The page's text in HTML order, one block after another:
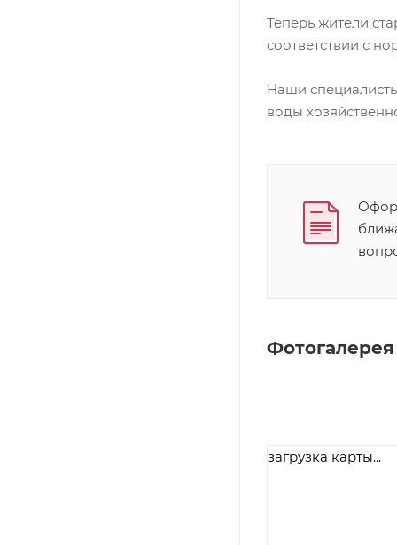
Теперь жители
соответствии с
Наши
воды
Фотогалерея
загрузка карты...